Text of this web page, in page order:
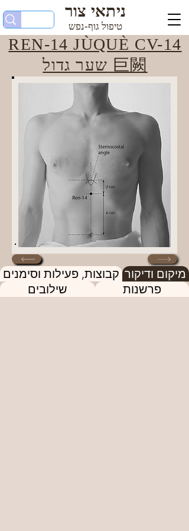
ניתאי צור
טיפול גוף-נפש
REN-14 JÙQUÈ CV-14
שער גדול 巨闕
מיקום ודיקור קבוצות, פעילות וסימנים
פרשנות
שילובים